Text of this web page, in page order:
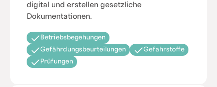
digital und erstellen gesetzliche
Dokumentationen.
Betriebsbegehungen
Gefährdungsbeurteilungen
Gefahrstoffe
Prüfungen